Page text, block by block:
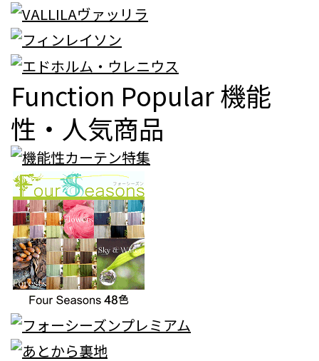
Function Popular機能
性・人気商品